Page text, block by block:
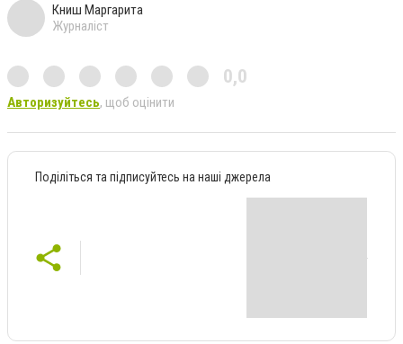
Книш Маргарита
Журналіст
0,0
Авторизуйтесь, щоб оцінити
Поділіться та підписуйтесь на наші джерела